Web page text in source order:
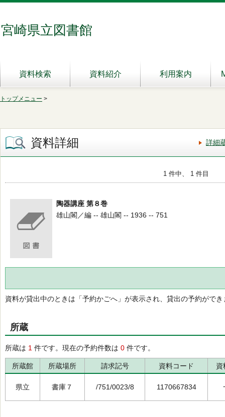
宮崎県立図書館
資料検索 資料紹介 利用案内
トップメニュー >
資料詳細 詳細
1 件中、 1 件目
陶器講座 第８巻
雄山閣／編 -- 雄山閣 -- 1936 -- 751
資料が貸出中のときは「予約かごへ」が表示され、貸出の予約ができ
所蔵
所蔵は 1 件です。現在の予約件数は 0 件です。
所蔵館 所蔵場所 請求記号 資料コード 資
県立 書庫７ /751/0023/8 1170667834